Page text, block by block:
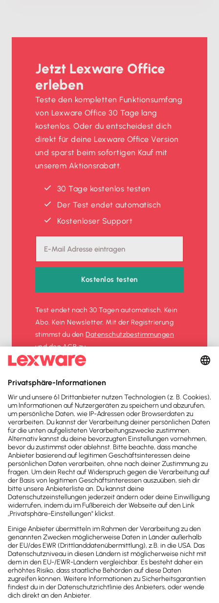
Jetzt Lexware Office
erleben
Teste den kompletten Funktionsumfang
von Lexware Office 30 Tage lang
kostenlos. Oder du entscheidest dich
direkt für deine Lexware Office Version
und sparst beim sofortigen Kauf mit
unserem Aktionsrabatt.
30 Tage kostenlos testen
Der Test endet automatisch
Kostenloser Support
Kostenlos testen
Test endet nach 30 Tagen automatisch. Kein
Abo. Kein Newsletter. Mit der Registrierung
stimmst du denDatenschutz­bestimmungen
und denAGBzu.
Newsletter
Brandheiße
News direkt in
dein Postfach
wichtige News zu
Gesetzesänderungen,
hilfreiche Praxis-Tipps und
kostenlose Tools für
Unternehmen erhalten?
Dann abonniere unseren